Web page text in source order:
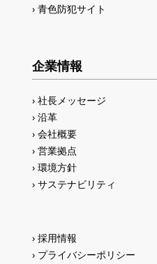
青色防犯サイト
企業情報
社長メッセージ
沿革
会社概要
営業拠点
環境方針
サステナビリティ
採用情報
プライバシーポリシー